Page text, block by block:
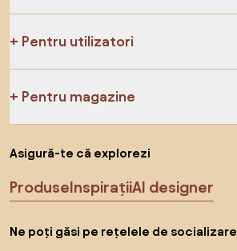
Pentru utilizatori
Pentru magazine
Asigură-te că explorezi
ProduseInspirațiiAI designer
Ne poți găsi pe rețelele de socializare